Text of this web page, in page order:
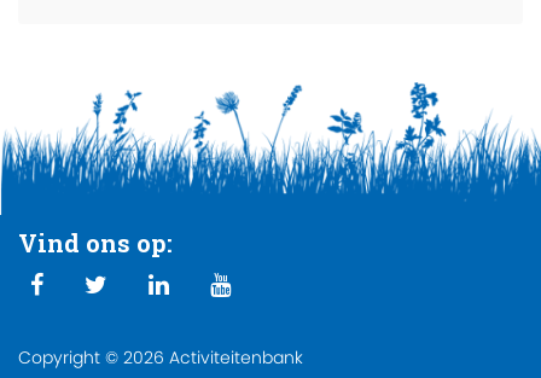
Vind ons op:
Copyright © 2026 Activiteitenbank